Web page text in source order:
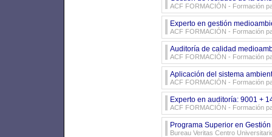
ACF FORMACIÓN - Formación
Experto en gestión
ACF FORMACIÓN - Formación
Auditoría de calidad
ACF FORMACIÓN - Formación
Aplicación del sistema
ACF FORMACIÓN - Formación
Experto en auditoría: 9001 +
ACF FORMACIÓN - Formación
Programa Superior en
Bureau Veritas Centro